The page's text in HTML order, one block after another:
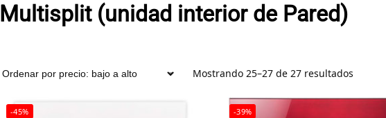
Multisplit (unidad interior de Pared)
Mostrando 25–27 de 27 resultados
-45% -39%